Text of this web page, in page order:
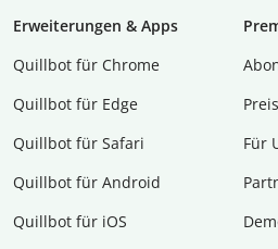
Erweiterungen & Apps
Quillbot für Chrome
Quillbot für Edge
Quillbot für Safari
Quillbot für Android
Quillbot für iOS
Für